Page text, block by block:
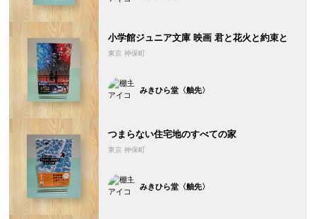
小学館ジュニア文庫 映画 君と花火と約束と
東京 神保町
みきひら堂〈舳先〉
つまらない住宅地のすべての家
東京 神保町
みきひら堂〈舳先〉